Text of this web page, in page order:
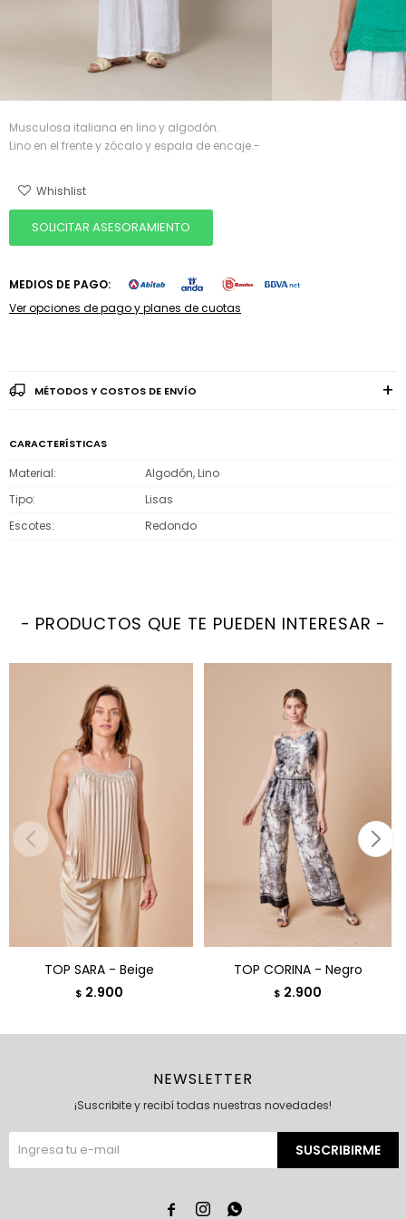
Musculosa italiana en lino y algodón.
Lino en el frente y zócalo y espala de encaje.-
SOLICITAR ASESORAMIENTO
MEDIOS DE PAGO:
Ver opciones de pago y planes de cuotas
MÉTODOS Y COSTOS DE ENVÍO
CARACTERÍSTICAS
Material
Algodón, Lino
Tipo
Lisas
Escotes
Redondo
PRODUCTOS QUE TE PUEDEN INTERESAR
TOP SARA - Beige
$ 2.900
TOP CORINA - Negro
$ 2.900
NEWSLETTER
¡Suscribite y recibí todas nuestras novedades!
SUSCRIBIRME
  